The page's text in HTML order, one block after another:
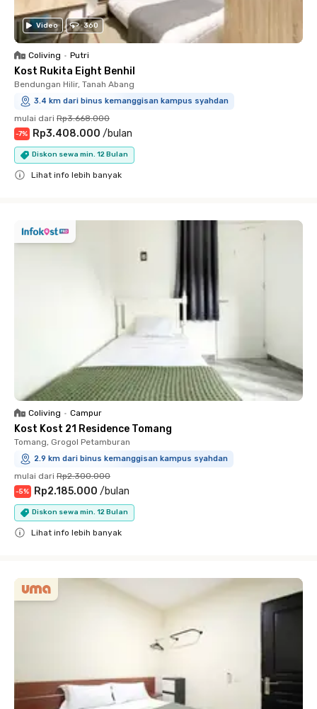
Video 360
Coliving • Putri
Kost Rukita Eight Benhil
Bendungan Hilir, Tanah Abang
3.4 km dari binus kemanggisan kampus syahdan
mulai dari Rp3.668.000
-7% Rp3.408.000 /bulan
Diskon sewa min. 12 Bulan
Lihat info lebih banyak
Coliving • Campur
Kost Kost 21 Residence Tomang
Tomang, Grogol Petamburan
2.9 km dari binus kemanggisan kampus syahdan
mulai dari Rp2.300.000
-5% Rp2.185.000 /bulan
Diskon sewa min. 12 Bulan
Lihat info lebih banyak